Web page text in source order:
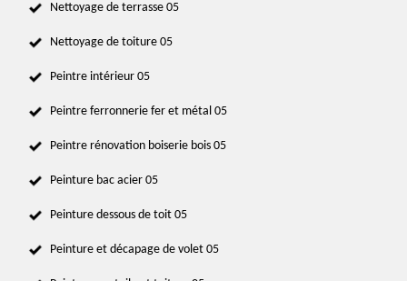
Nettoyage de terrasse 05
Nettoyage de toiture 05
Peintre intérieur 05
Peintre ferronnerie fer et métal 05
Peintre rénovation boiserie bois 05
Peinture bac acier 05
Peinture dessous de toit 05
Peinture et décapage de volet 05